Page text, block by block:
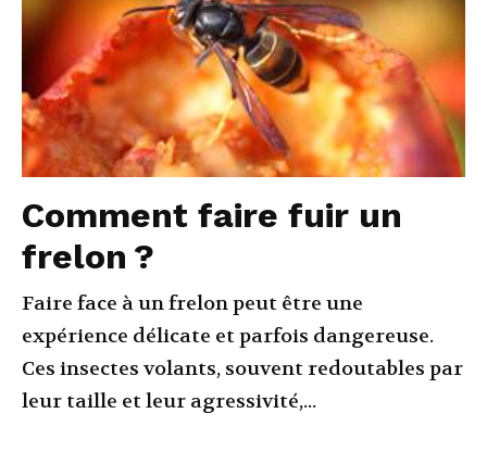
Comment faire fuir un
frelon ?
Faire face à un frelon peut être une
expérience délicate et parfois dangereuse.
Ces insectes volants, souvent redoutables par
leur taille et leur agressivité,...